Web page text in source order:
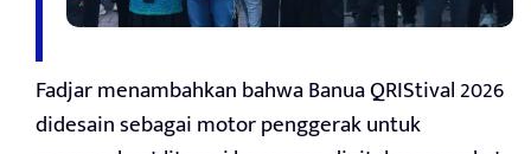
Fadjar menambahkan bahwa Banua QRIStival 2026
didesain sebagai motor penggerak untuk